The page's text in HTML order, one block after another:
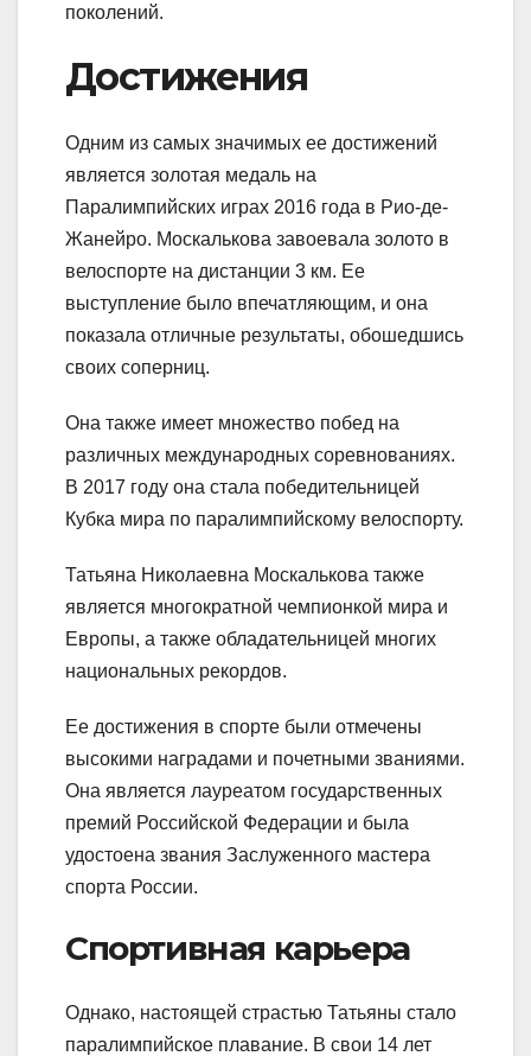
поколений.
Достижения
Одним из самых значимых ее достижений
является золотая медаль на
Паралимпийских играх 2016 года в Рио-де-
Жанейро. Москалькова завоевала золото в
велоспорте на дистанции 3 км. Ее
выступление было впечатляющим, и она
показала отличные результаты, обошедшись
своих соперниц.
Она также имеет множество побед на
различных международных соревнованиях.
В 2017 году она стала победительницей
Кубка мира по паралимпийскому велоспорту.
Татьяна Николаевна Москалькова также
является многократной чемпионкой мира и
Европы, а также обладательницей многих
национальных рекордов.
Ее достижения в спорте были отмечены
высокими наградами и почетными званиями.
Она является лауреатом государственных
премий Российской Федерации и была
удостоена звания Заслуженного мастера
спорта России.
Спортивная карьера
Однако, настоящей страстью Татьяны стало
паралимпийское плавание. В свои 14 лет